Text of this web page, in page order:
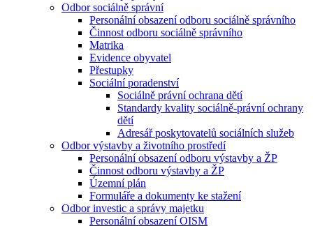
Odbor sociálně správní
Personální obsazení odboru sociálně správního
Činnost odboru sociálně správního
Matrika
Evidence obyvatel
Přestupky
Sociální poradenství
Sociálně právní ochrana dětí
Standardy kvality sociálně-právní ochrany
dětí
Adresář poskytovatelů sociálních služeb
Odbor výstavby a životního prostředí
Personální obsazení odboru výstavby a ŽP
Činnost odboru výstavby a ŽP
Územní plán
Formuláře a dokumenty ke stažení
Odbor investic a správy majetku
Personální obsazení OISM